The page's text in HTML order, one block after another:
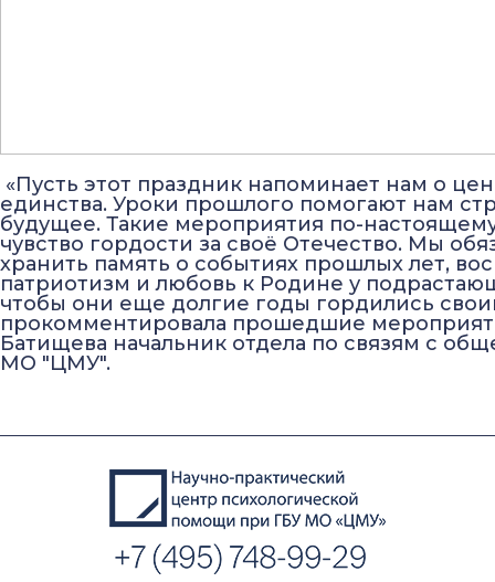
«Пусть этот праздник напоминает нам о
единства. Уроки прошлого помогают нам
будущее. Такие мероприятия по-
чувство гордости за своё Отечество. Мы
хранить память о событиях прошлых лет,
патриотизм и любовь к Родине у
чтобы они еще долгие годы гордились
прокомментировала прошедшие
Батищева начальник отдела по связям с
МО "ЦМУ".